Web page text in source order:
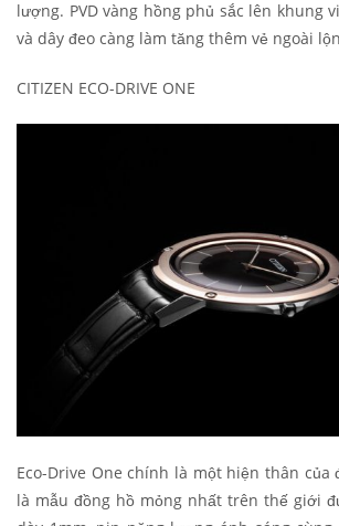
lượng. PVD vàng hồng phủ sắc lên khung
và dây đeo càng làm tăng thêm vẻ ngoài
CITIZEN ECO-DRIVE ONE
Eco-Drive One chính là một hiện thân của
là mẫu đồng hồ mỏng nhất trên thế giới